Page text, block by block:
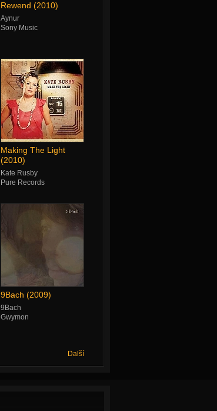
Rewend (2010)
Aynur
Sony Music
Making The Light
(2010)
Kate Rusby
Pure Records
9Bach (2009)
9Bach
Gwymon
Další